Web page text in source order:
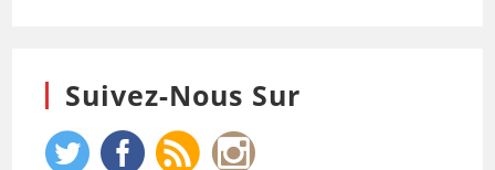
Suivez-Nous Sur